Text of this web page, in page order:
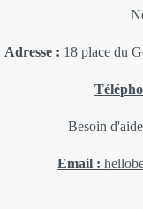
Adresse : 18 place du
Besoin
Email :